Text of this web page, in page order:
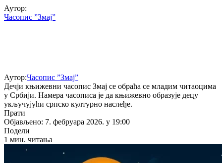
Аутор:
Часопис ”Змај”
Аутор:Часопис ”Змај”
Дечји књижевни часопис Змај се обраћа се младим читаоцима
у Србији. Намера часописа је да књижевно образује децу
укључујући српско културно наслеђе.
Прати
Објављено: 7. фебруара 2026. у 19:00
Подели
1 мин. читања